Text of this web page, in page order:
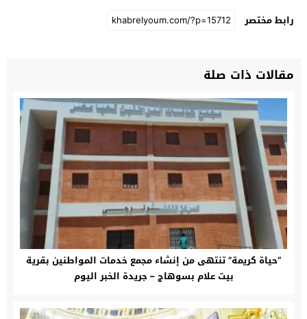
رابط مختصر
مقالات ذات صلة
“حياة كريمة” تنتهى من إنشاء مجمع خدمات المواطنين بقرية
بيت علام بسوهاج – جريدة الخبر اليوم